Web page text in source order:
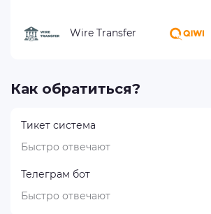
Wire Transfer
Как обратиться?
Тикет система
Быстро отвечают
Телеграм бот
Быстро отвечают